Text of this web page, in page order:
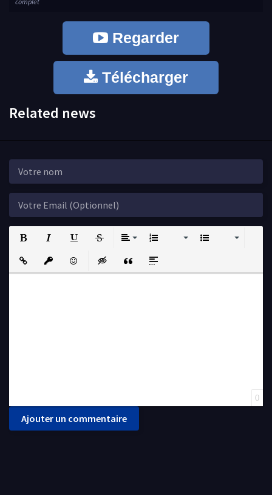
Regarder
Télécharger
Related news
Strikethrough
Insert LinkInsert protected link
EmoticonsInsert hidden text
Insert QuoteInsert spoiler
0
Ajouter un commentaire